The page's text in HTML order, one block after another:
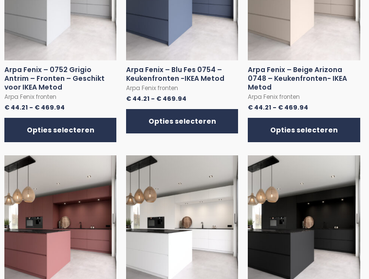
Arpa Fenix – 0752 Grigio
Antrim – Fronten – Geschikt
voor IKEA Metod
Arpa Fenix fronten
€ 44.21 - € 469.94
Opties selecteren
Arpa Fenix – Blu Fes 0754 –
Keukenfronten -IKEA Metod
Arpa Fenix fronten
€ 44.21 - € 469.94
Opties selecteren
Arpa Fenix – Beige Arizona
0748 – Keukenfronten- IKEA
Metod
Arpa Fenix fronten
€ 44.21 - € 469.94
Opties selecteren